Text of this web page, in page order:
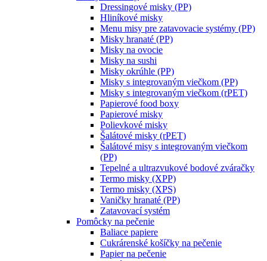
Dressingové misky (PP)
Hliníkové misky
Menu misy pre zatavovacie systémy (PP)
Misky hranaté (PP)
Misky na ovocie
Misky na sushi
Misky okrúhle (PP)
Misky s integrovaným viečkom (PP)
Misky s integrovaným viečkom (rPET)
Papierové food boxy
Papierové misky
Polievkové misky
Šalátové misky (rPET)
Šalátové misy s integrovaným viečkom
(PP)
Tepelné a ultrazvukové bodové zváračky
Termo misky (XPP)
Termo misky (XPS)
Vaničky hranaté (PP)
Zatavovací systém
Pomôcky na pečenie
Baliace papiere
Cukrárenské košíčky na pečenie
Papier na pečenie